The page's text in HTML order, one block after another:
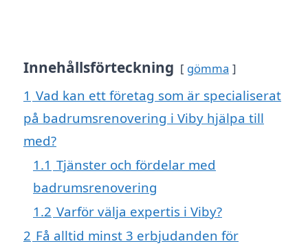
Innehållsförteckning gömma
1 Vad kan ett företag som är specialiserat
på badrumsrenovering i Viby hjälpa till
med?
1.1 Tjänster och fördelar med
badrumsrenovering
1.2 Varför välja expertis i Viby?
2 Få alltid minst 3 erbjudanden för